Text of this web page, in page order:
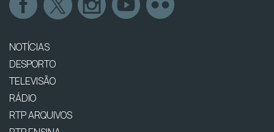
NOTÍCIAS
DESPORTO
TELEVISÃO
RÁDIO
RTP ARQUIVOS